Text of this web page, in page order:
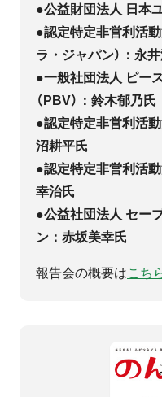
●公益財団法人 日本
●認定特定非営利活
ラ・ジャパン）：永
●一般社団法人 ピー
（PBV）：鈴木郁乃氏
●認定特定非営利活
沼耕平氏
●認定特定非営利活
幸治氏
●公益社団法人 セー
ン：赤坂美幸氏
報告会の概要はこち